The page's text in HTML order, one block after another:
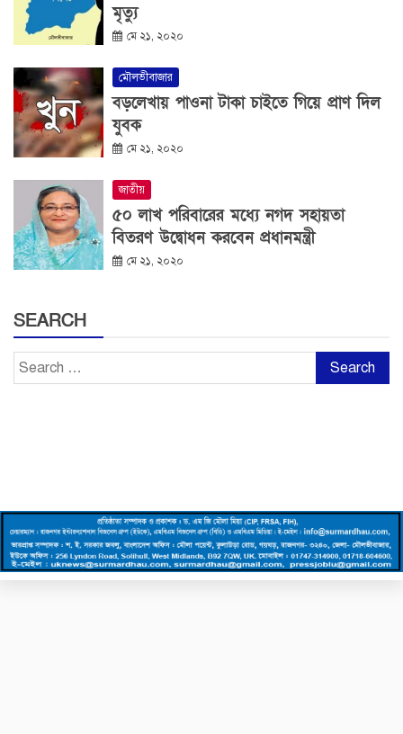
মৃত্যু
মে ২১, ২০২০
মৌলভীবাজার
বড়লেখায় পাওনা টাকা চাইতে গিয়ে প্রাণ দিল
যুবক
মে ২১, ২০২০
জাতীয়
৫০ লাখ পরিবারের মধ্যে নগদ সহায়তা
বিতরণ উদ্বোধন করবেন প্রধানমন্ত্রী
মে ২১, ২০২০
SEARCH
Search
for: